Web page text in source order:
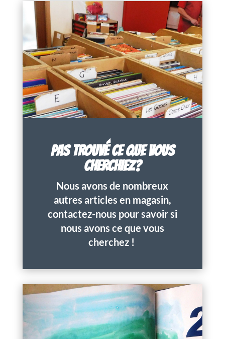
PAS TROUVÉ CE QUE VOUS
CHERCHIEZ?
Nous avons de nombreux
autres articles en magasin,
contactez-nous pour savoir si
nous avons ce que vous
cherchez !